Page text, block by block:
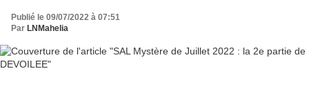
Publié le 09/07/2022 à 07:51
Par LNMahelia